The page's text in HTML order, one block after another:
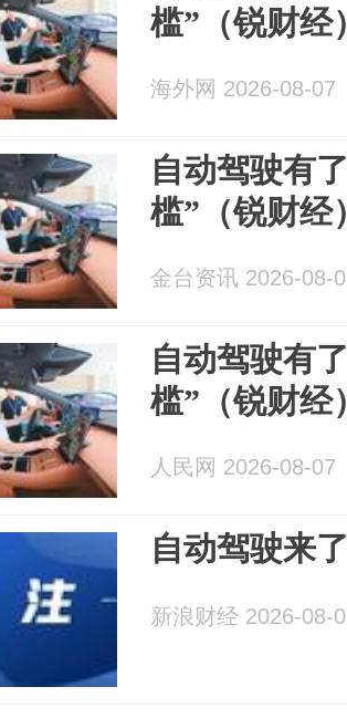
槛”（锐财经
海外网 2026-08-07
自动驾驶有
槛”（锐财经
金台资讯 2026-08-
自动驾驶有
槛”（锐财经
人民网 2026-08-07
自动驾驶来
新浪财经 2026-08-